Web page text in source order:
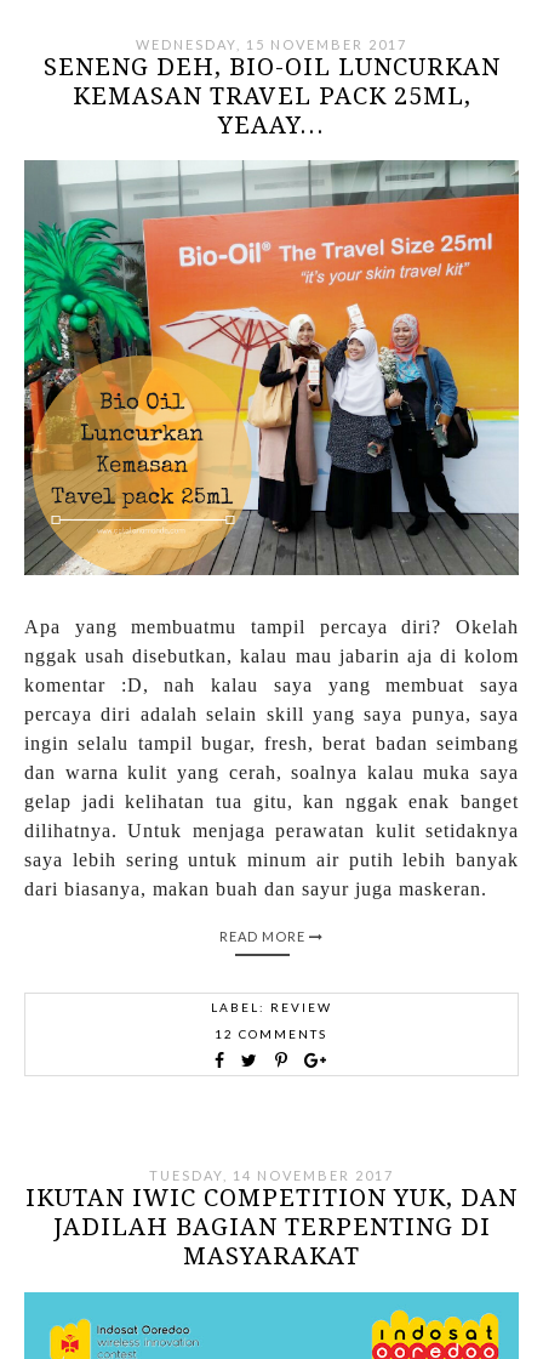
WEDNESDAY, 15 NOVEMBER 2017
SENENG DEH, BIO-OIL LUNCURKAN
KEMASAN TRAVEL PACK 25ML,
YEAAY...
Apa yang membuatmu tampil percaya diri? Okelah
nggak usah disebutkan, kalau mau jabarin aja di kolom
komentar :D, nah kalau saya yang membuat saya
percaya diri adalah selain skill yang saya punya, saya
ingin selalu tampil bugar, fresh, berat badan seimbang
dan warna kulit yang cerah, soalnya kalau muka saya
gelap jadi kelihatan tua gitu, kan nggak enak banget
dilihatnya. Untuk menjaga perawatan kulit setidaknya
saya lebih sering untuk minum air putih lebih banyak
dari biasanya, makan buah dan sayur juga maskeran.
READ MORE
LABEL: REVIEW
12 COMMENTS
TUESDAY, 14 NOVEMBER 2017
IKUTAN IWIC COMPETITION YUK, DAN
JADILAH BAGIAN TERPENTING DI
MASYARAKAT